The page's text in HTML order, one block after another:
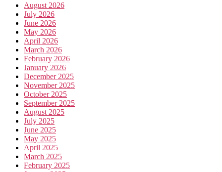
August 2026
July 2026
June 2026
May 2026
April 2026
March 2026
February 2026
January 2026
December 2025
November 2025
October 2025
September 2025
August 2025
July 2025
June 2025
May 2025
April 2025
March 2025
February 2025